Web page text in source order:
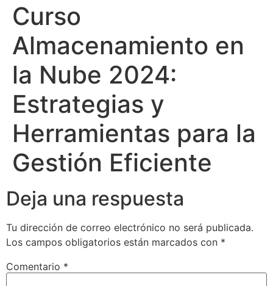
Curso
Almacenamiento en
la Nube 2024:
Estrategias y
Herramientas para la
Gestión Eficiente
Deja una respuesta
Tu dirección de correo electrónico no será publicada.
Los campos obligatorios están marcados con *
Comentario *